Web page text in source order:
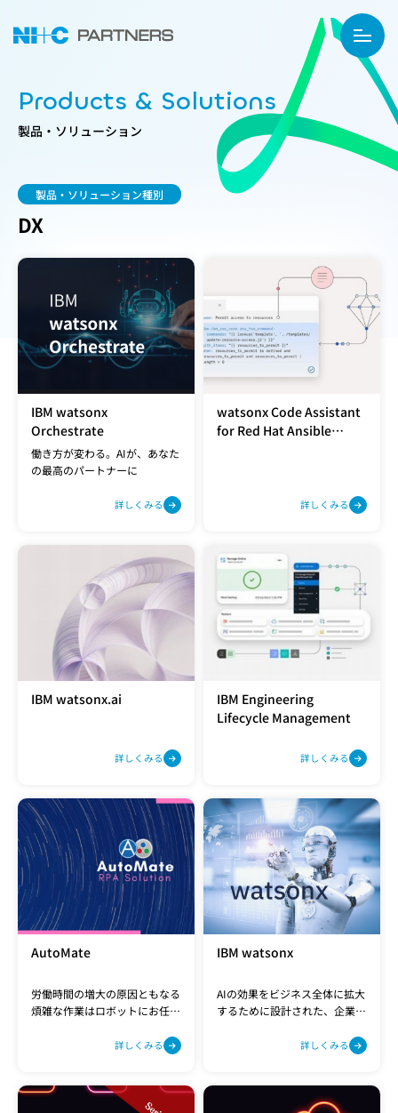
Products & Solutions
製品・ソリューション
製品・ソリューション種別
DX
IBM watsonx
Orchestrate
働き方が変わる。AIが、あなた
の最高のパートナーに
詳しくみる
watsonx Code Assistant
for Red Hat Ansible
詳しくみる
IBM watsonx.ai
詳しくみる
IBM Engineering
Lifecycle Management
詳しくみる
AutoMate
労働時間の増大の原因ともなる
煩雑な作業はロボットにお任
詳しくみる
IBM watsonx
AIの効果をビジネス全体に拡大
するために設計された、企業向
詳しくみる